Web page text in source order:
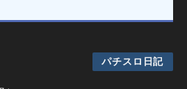
パチスロ日記